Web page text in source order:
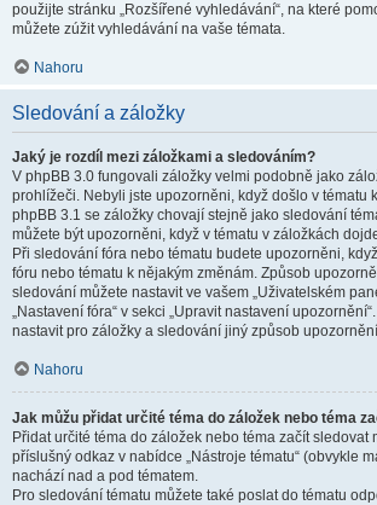
použijte stránku „Rozšířené vyhledávání“, na které
můžete zúžit vyhledávání na vaše témata.
Nahoru
Sledování a záložky
Jaký je rozdíl mezi záložkami a sledováním?
V phpBB 3.0 fungovali záložky velmi podobně jako
prohlížeči. Nebyli jste upozorněni, když došlo v tématu
phpBB 3.1 se záložky chovají stejně jako sledování
můžete být upozorněni, když v tématu v záložkách
Při sledování fóra nebo tématu budete upozorněni,
fóru nebo tématu k nějakým změnám. Způsob
sledování můžete nastavit ve vašem „Uživatelském
„Nastavení fóra“ v sekci „Upravit nastavení
nastavit pro záložky a sledování jiný způsob
Nahoru
Jak můžu přidat určité téma do záložek nebo téma
Přidat určité téma do záložek nebo téma začít sledovat
příslušný odkaz v nabídce „Nástroje tématu“ (obvykle
nachází nad a pod tématem.
Pro sledování tématu můžete také poslat do tématu